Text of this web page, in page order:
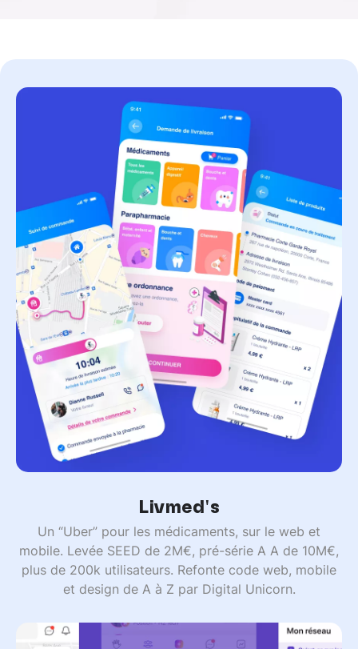
Livmed's
Un “Uber” pour les médicaments, sur le web et
mobile. Levée SEED de 2M€, pré-série A A de 10M€,
plus de 200k utilisateurs. Refonte code web, mobile
et design de A à Z par Digital Unicorn.